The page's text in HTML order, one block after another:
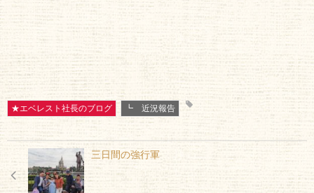
★エベレスト社長のブログ ┗ 近況報告
三日間の強行軍